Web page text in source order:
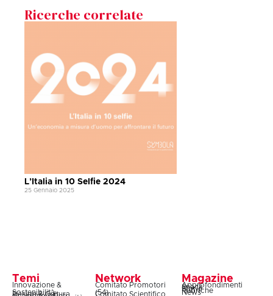
Ricerche correlate
L’Italia in 10 Selfie 2024
25 Gennaio 2025
Temi
Innovazione &
Sostenibilità
Design & Cultura
Network
Comitato Promotori
(54)
Comitato Scientifico
Magazine
Approfondimenti
Snack
Storie
Rubriche
News